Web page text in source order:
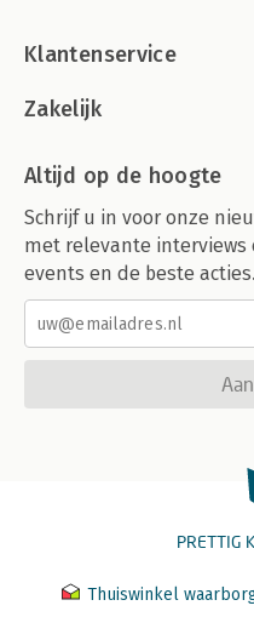
Klantenservice
Zakelijk
Altijd op de hoogte
Schrijf u in voor onze
met relevante interviews
events en de beste acties.
PRETTIG
Thuiswinkel